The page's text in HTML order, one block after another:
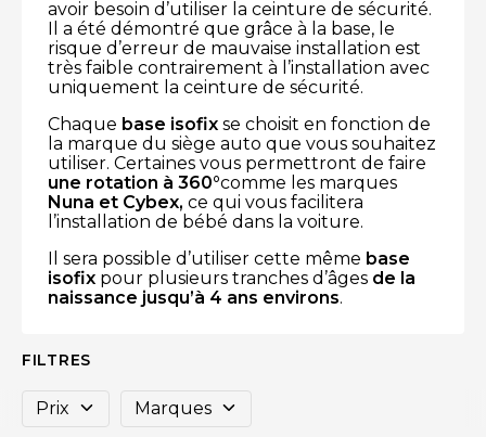
avoir besoin d’utiliser la ceinture de sécurité.
Il a été démontré que grâce à la base, le
risque d’erreur de mauvaise installation est
très faible contrairement à l’installation avec
uniquement la ceinture de sécurité.
Chaque base isofix se choisit en fonction de
la marque du siège auto que vous souhaitez
utiliser. Certaines vous permettront de faire
une rotation à 360°comme les marques
Nuna et Cybex, ce qui vous facilitera
l’installation de bébé dans la voiture.
Il sera possible d’utiliser cette même base
isofix pour plusieurs tranches d’âges de la
naissance jusqu’à 4 ans environs.
FILTRES
Prix Marques